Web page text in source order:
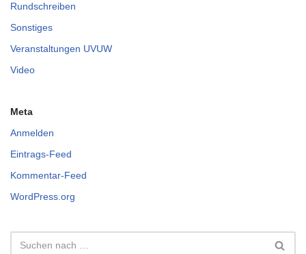
Rundschreiben
Sonstiges
Veranstaltungen UVUW
Video
Meta
Anmelden
Eintrags-Feed
Kommentar-Feed
WordPress.org